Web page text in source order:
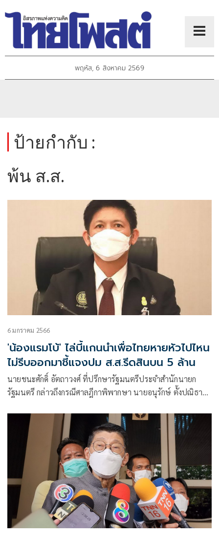
พฤหัส, 6 สิงหาคม 2569
ป้ายกำกับ :
พ้น ส.ส.
6 มกราคม 2566
'น้องแรมโบ้' ไล่บี้แกนนำเพื่อไทยหายหัวไปไหน
ไม่รีบออกมาชี้แจงปม ส.ส.รีดสินบน 5 ล้าน
นายชนะศักดิ์ อัตถาวงศ์ ที่ปรึกษารัฐมนตรีประจำสำนักนายก
รัฐมนตรี กล่าวถึงกรณีศาลฎีกาพิพากษา นายอนุรักษ์ ตั้งปณิธาน
จากหน้าที่ กรณีเรียกรับเงิน 5 ล้านบาท